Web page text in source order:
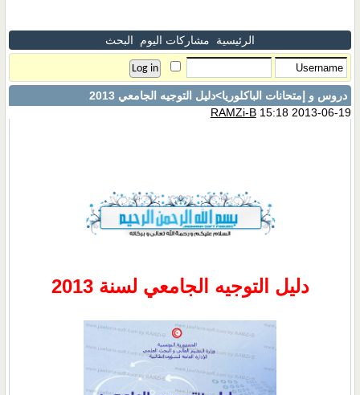
الرئيسية مشاركات اليوم البحث
دروس و إمتحانات الباكلوريا>دليل التوجيه الجامعي 2013
RAMZi-B15:18 2013-06-19
دليل التوجيه الجامعي لسنة 2013